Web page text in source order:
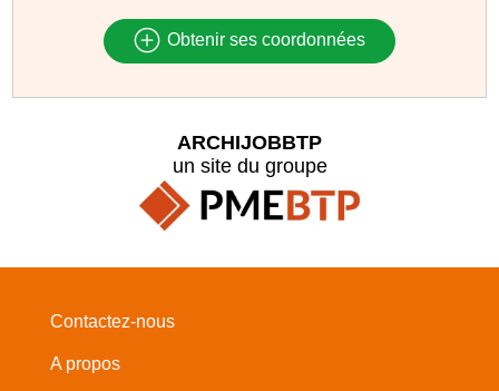
Obtenir ses coordonnées
ARCHIJOBBTP
un site du groupe
Contactez-nous
A propos